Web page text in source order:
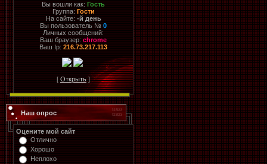
Вы вошли как: Гость
Группа: Гости
На сайте: -й день
Вы пользователь № 0
Личных сообщений:
Ваш браузер: chrome
Ваш Ip: 216.73.217.113
[ Открыть]
Наш опрос
Оцените мой сайт
Отлично
Хорошо
Неплохо